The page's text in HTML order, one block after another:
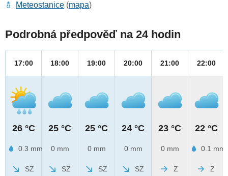
Meteostanice (mapa)
Podrobná předpověď na 24 hodin
17:00
26 °C
0.3 mm
SZ
18:00
25 °C
0 mm
SZ
19:00
25 °C
0 mm
SZ
20:00
24 °C
0 mm
SZ
21:00
23 °C
0 mm
Z
22:00
22 °C
0.1 mm
Z